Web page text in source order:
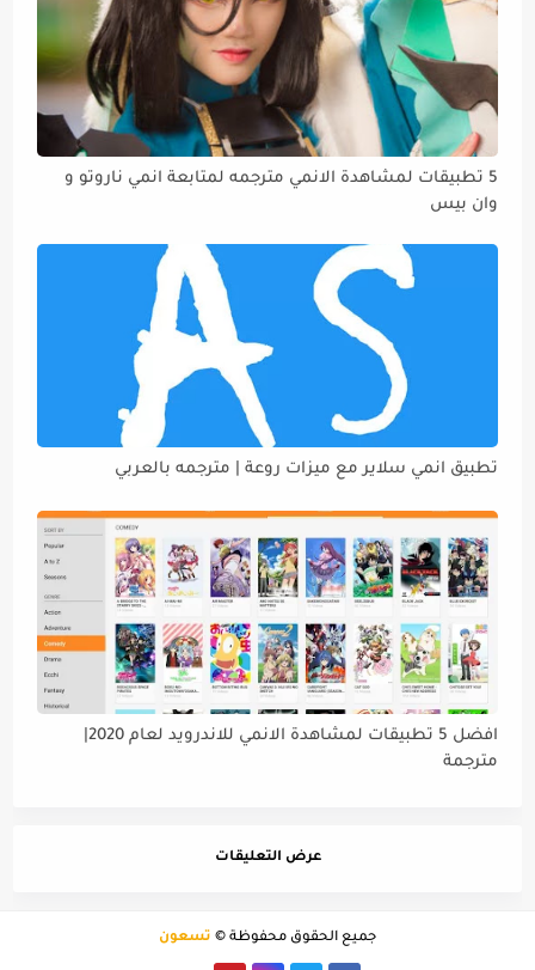
5 تطبيقات لمشاهدة الانمي مترجمه لمتابعة انمي ناروتو و
وان بيس
تطبيق انمي سلاير مع ميزات روعة | مترجمه بالعربي
مترجمة
عرض التعليقات
جميع الحقوق محفوظة © تسعون